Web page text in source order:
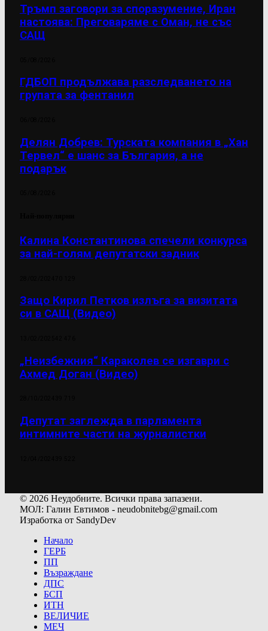
Тръмп заговори за споразумение, Иран
настоява: Преговаряме с Оман, не със
САЩ
ГДБОП продължава разследването на
групата за фентанил
Делян Добрев: Турската компания в „Хан
Тервел“ е шанс за България, а не
подарък
Калина Константинова спечели конкурса
за най-голям депутатски задник
Защо Кирил Петков излъга за визитата
си в САЩ (Видео)
„Неизбежния“ Караколев се изгаври с
Ахмед Доган (Видео)
Депутат заглежда в парламента
интимните части на журналистки
© 2026 Неудобните. Всички права запазени.
МОЛ: Галин Евтимов - neudobnitebg@gmail.com
Изработка от SandyDev
Начало
ГЕРБ
ПП
Възраждане
ДПС
БСП
ИТН
ВЕЛИЧИЕ
МЕЧ